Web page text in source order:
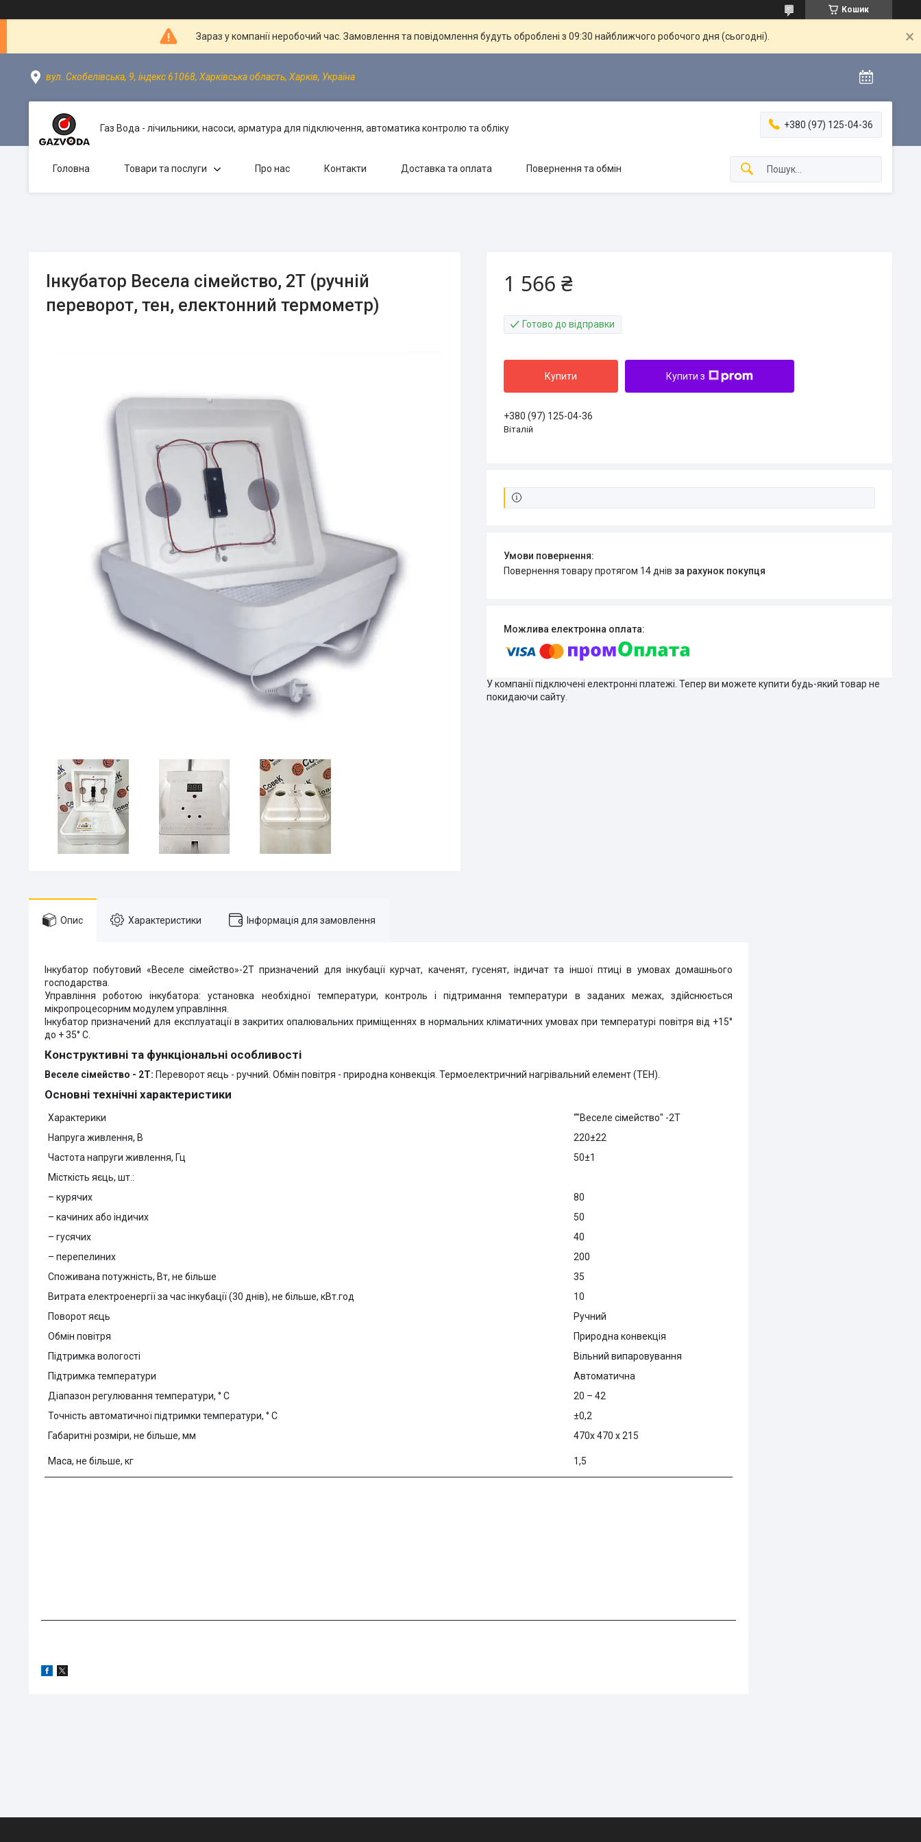
Кошик
Зараз у компанії неробочий час. Замовлення та повідомлення будуть оброблені з 09:30 найближчого робочого дня (сьогодні).
вул. Скобелівська, 9, індекс 61068, Харківська область, Харків, Україна
Газ Вода - лічильники, насоси, арматура для підключення, автоматика контролю та обліку +380 (97) 125-04-36
Головна Товари та послуги Про нас Контакти Доставка та оплата Повернення та обмін
Інкубатор Весела сімейство, 2Т (ручній
переворот, тен, електонний термометр)
1 566 ₴
Готово до відправки
Купити Купити з
+380 (97) 125-04-36
Віталій
повернення товару протягом 14 днів за рахунок покупця
У компанії підключені електронні платежі. Тепер ви можете купити будь-який товар не
покидаючи сайту.
Опис Характеристики Інформація для замовлення
Інкубатор побутовий «Веселе сімейство»-2Т призначений для інкубації курчат, каченят, гусенят, індичат та іншої птиці в умовах домашнього
господарства.
Управління роботою інкубатора: установка необхідної температури, контроль і підтримання температури в заданих межах, здійснюється
мікропроцесорним модулем управління.
Інкубатор призначений для експлуатації в закритих опалювальних приміщеннях в нормальних кліматичних умовах при температурі повітря від +15°
до + 35° С.
Конструктивні та функціональні особливості
Веселе сімейство - 2Т: Переворот яєць - ручний. Обмін повітря - природна конвекція. Термоелектричний нагрівальний елемент (ТЕН).
Основні технічні характеристики
Характерики
“"Веселе сімейство" -2Т
Напруга живлення, В
220±22
Частота напруги живлення, Гц
50±1
Місткість яєць, шт.:
– курячих
80
– качиних або індичих
50
– гусячих
40
– перепелиних
200
Споживана потужність, Вт, не більше
35
Витрата електроенергії за час інкубації (30 днів), не більше, кВт.год
10
Поворот яєць
Ручний
Обмін повітря
Природна конвекція
Підтримка вологості
Вільний випаровування
Підтримка температури
Автоматична
Діапазон регулювання температури, ° С
20 – 42
Точність автоматичної підтримки температури, ° С
±0,2
Габаритні розміри, не більше, мм
470х 470 х 215
Маса, не більше, кг 1,5